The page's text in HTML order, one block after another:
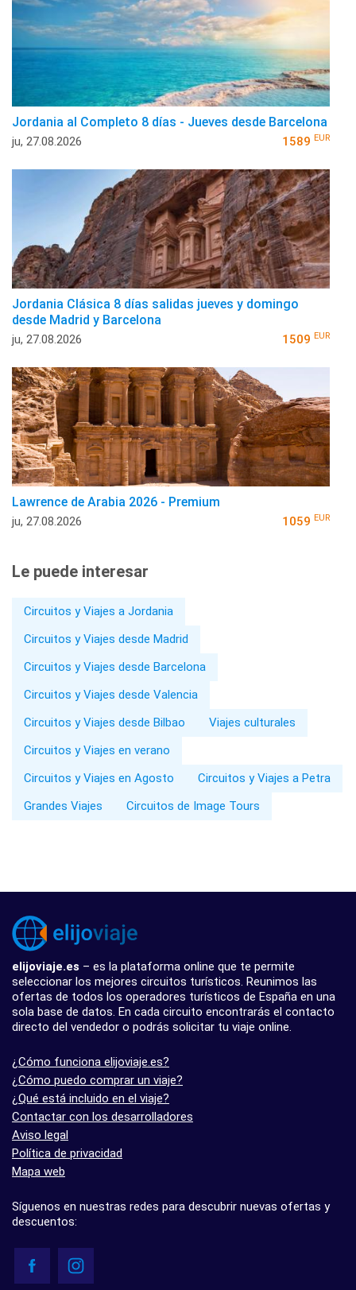
Jordania al Completo 8 días - Jueves desde Barcelona
ju, 27.08.2026 1589 EUR
Jordania Clásica 8 días salidas jueves y domingo
desde Madrid y Barcelona
ju, 27.08.2026 1509 EUR
Lawrence de Arabia 2026 - Premium
ju, 27.08.2026 1059 EUR
Le puede interesar
Circuitos y Viajes a Jordania
Circuitos y Viajes desde Madrid
Circuitos y Viajes desde Barcelona
Circuitos y Viajes desde Valencia
Circuitos y Viajes desde Bilbao
Viajes culturales
Circuitos y Viajes en verano
Circuitos y Viajes en Agosto
Circuitos y Viajes a Petra
Grandes Viajes
Circuitos de Image Tours
elijoviaje.es – es la plataforma online que te permite
seleccionar los mejores circuitos turísticos. Reunimos las
ofertas de todos los operadores turísticos de España en una
sola base de datos. En cada circuito encontrarás el contacto
directo del vendedor o podrás solicitar tu viaje online.
¿Cómo funciona elijoviaje.es?
¿Cómo puedo comprar un viaje?
¿Qué está incluido en el viaje?
Contactar con los desarrolladores
Aviso legal
Política de privacidad
Mapa web
Síguenos en nuestras redes para descubrir nuevas ofertas y
descuentos: